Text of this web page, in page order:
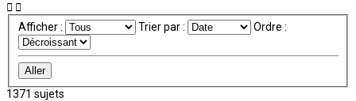
Afficher : Trier par : Ordre :
1371 sujets